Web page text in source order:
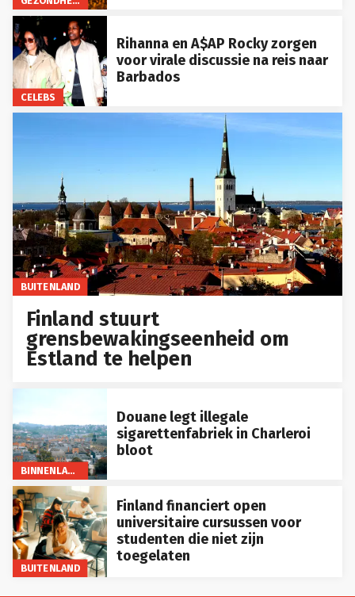
CELEBS
Rihanna en A$AP Rocky zorgen
voor virale discussie na reis naar
Barbados
BUITENLAND
Finland stuurt
grensbewakingseenheid om
Estland te helpen
BINNENLAND
Douane legt illegale
sigarettenfabriek in Charleroi
bloot
BUITENLAND
Finland financiert open
universitaire cursussen voor
studenten die niet zijn
toegelaten